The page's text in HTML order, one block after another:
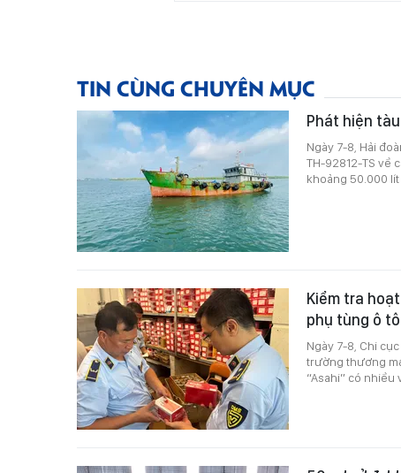
TIN CÙNG CHUYÊN MỤC
Phát hiện
Ngày 7-8, Hải
TH-92812-TS về
khoảng 50.000
Kiểm tra
phụ tùng ô
Ngày 7-8, Chi
trường thương
“Asahi” có